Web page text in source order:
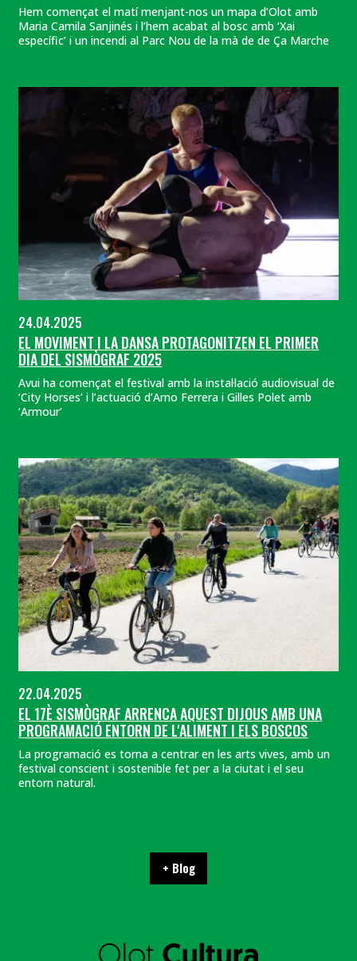
Hem començat el matí menjant-nos un mapa d’Olot amb
Maria Camila Sanjinés i l’hem acabat al bosc amb ‘Xai
específic’ i un incendi al Parc Nou de la mà de de Ça Marche
24.04.2025
EL MOVIMENT I LA DANSA PROTAGONITZEN EL PRIMER
DIA DEL SISMÒGRAF 2025
Avui ha començat el festival amb la instal·lació audiovisual de
‘City Horses’ i l’actuació d’Arno Ferrera i Gilles Polet amb
‘Armour’
22.04.2025
EL 17È SISMÒGRAF ARRENCA AQUEST DIJOUS AMB UNA
PROGRAMACIÓ ENTORN DE L'ALIMENT I ELS BOSCOS
La programació es torna a centrar en les arts vives, amb un
festival conscient i sostenible fet per a la ciutat i el seu
entorn natural.
+ Blog